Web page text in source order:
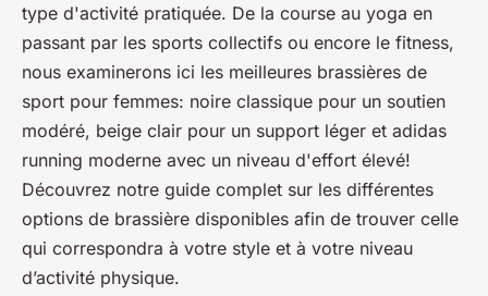
type d'activité pratiquée. De la course au yoga en
passant par les sports collectifs ou encore le fitness,
nous examinerons ici les meilleures brassières de
sport pour femmes: noire classique pour un soutien
modéré, beige clair pour un support léger et adidas
running moderne avec un niveau d'effort élevé!
Découvrez notre guide complet sur les différentes
options de brassière disponibles afin de trouver celle
qui correspondra à votre style et à votre niveau
d’activité physique.